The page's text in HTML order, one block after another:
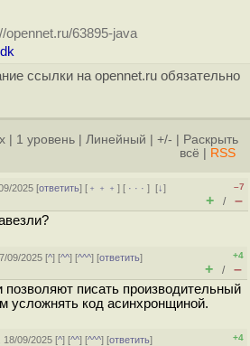
opennet.ru/63895-java
ссылки на opennet.ru обязательно
1 уровень Линейный +/-
Раскрыть
всё
RSS
2025 [ответить] [ ﹢﹢﹢] [ · · ·][↓]
–7
+ / –
09/2025 [^] [^^] [^^^] [ответить]
+4
+ / –
позволяют писать производительный
усложнять код асинхронщиной.
18/09/2025 [^] [^^] [^^^] [ответить]
+4